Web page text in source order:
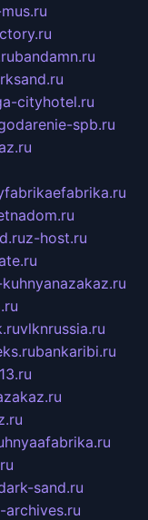
bandamn.ru
cityhotel.ru
spb.ru
z-host.ru
vlknrussia.ru
bankaribi.ru
sand.ru
archives.ru